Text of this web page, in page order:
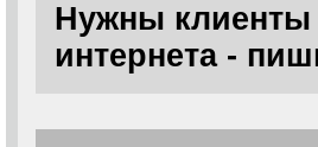
Нужны клиенты
интернета -